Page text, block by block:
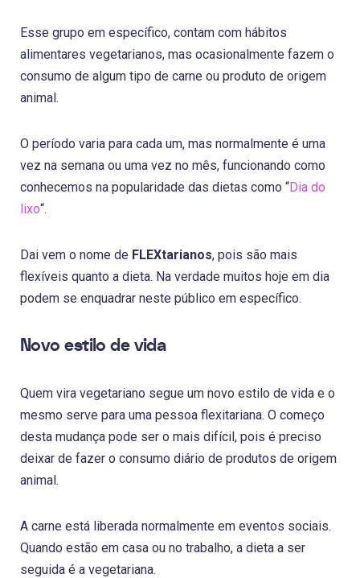
Esse grupo em específico, contam com hábitos
alimentares vegetarianos, mas ocasionalmente fazem o
consumo de algum tipo de carne ou produto de origem
animal.
O período varia para cada um, mas normalmente é uma
vez na semana ou uma vez no mês, funcionando como
conhecemos na popularidade das dietas como “Dia do
lixo“.
Dai vem o nome de FLEXtarianos, pois são mais
flexíveis quanto a dieta. Na verdade muitos hoje em dia
podem se enquadrar neste público em específico.
Novo estilo de vida
Quem vira vegetariano segue um novo estilo de vida e o
mesmo serve para uma pessoa flexitariana. O começo
desta mudança pode ser o mais difícil, pois é preciso
deixar de fazer o consumo diário de produtos de origem
animal.
A carne está liberada normalmente em eventos sociais.
Quando estão em casa ou no trabalho, a dieta a ser
seguida é a vegetariana.